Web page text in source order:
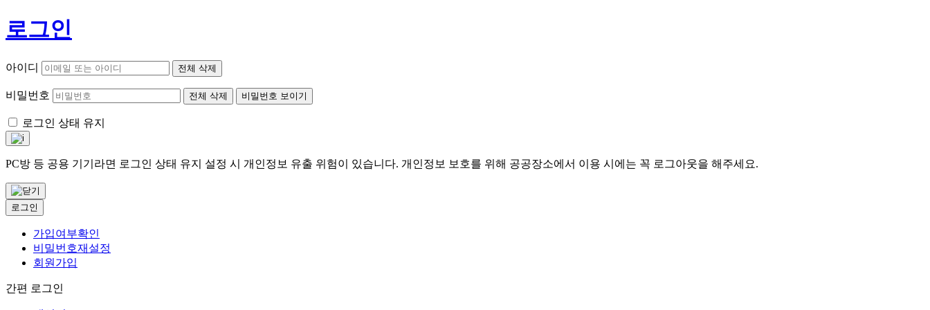
로그인
아이디 전체 삭제
비밀번호 전체 삭제 비밀번호 보이기
로그인 상태 유지
PC방 등 공용 기기라면 로그인 상태 유지 설정 시 개인정보 유출 위험이 있습니다. 개인정보 보호를 위해 공공장소에서 이용 시에는 꼭 로그아웃을 해주세요.
로그인
가입여부확인
비밀번호재설정
회원가입
간편 로그인